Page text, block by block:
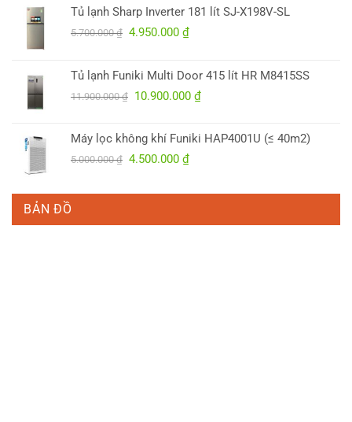
Tủ lạnh Sharp Inverter 181 lít SJ-X198V-SL
5.700.000₫ Giá
5.700.000 ₫.
4.950.000 ₫Giá
là:
4.950.000 ₫.
Tủ lạnh Funiki Multi Door 415 lít HR M8415SS
11.900.000₫ Giá
11.900.000 ₫.
10.900.000 ₫Giá
là:
Máy lọc không khí Funiki HAP4001U (≤ 40m2)
5.000.000₫ Giá
là:
4.500.000 ₫Giá
tại
4.500.000 ₫.
BẢN ĐỒ